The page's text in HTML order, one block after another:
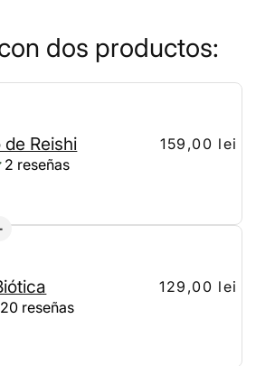
dos productos:
Reishi
2 reseñas
159,00 lei
20 reseñas
129,00 lei